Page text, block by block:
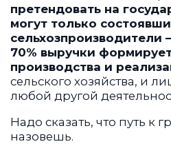
претендовать на
могут только
сельхозпроизводители
70% выручки
производства и
сельского хозяйства, и
любой другой
Надо сказать, что путь к
назовешь.